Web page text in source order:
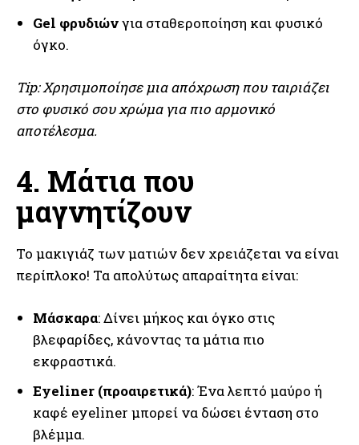
Gel φρυδιώνγια σταθεροποίηση και φυσικό
όγκο.
Tip: Χρησιμοποίησε μια απόχρωση που ταιριάζει
στο φυσικό σου χρώμα για πιο αρμονικό
αποτέλεσμα.
4. Μάτια που
μαγνητίζουν
Το μακιγιάζ των ματιών δεν χρειάζεται να είναι
περίπλοκο! Τα απολύτως απαραίτητα είναι:
Μάσκαρα: Δίνει μήκος και όγκο στις
βλεφαρίδες, κάνοντας τα μάτια πιο
εκφραστικά.
Eyeliner (προαιρετικά): Ένα λεπτό μαύρο ή
καφέ eyeliner μπορεί να δώσει ένταση στο
βλέμμα.